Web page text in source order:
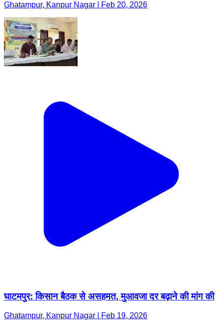
Ghatampur, Kanpur Nagar | Feb 20, 2026
घाटमपुर: किसान बैठक से असहमत, मुआवजा दर बढ़ाने की मांग की
Ghatampur, Kanpur Nagar | Feb 19, 2026